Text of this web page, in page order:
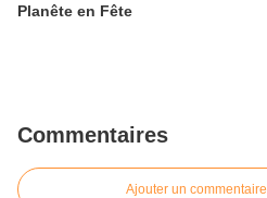
Planête en Fête
Commentaires
Ajouter un commentaire